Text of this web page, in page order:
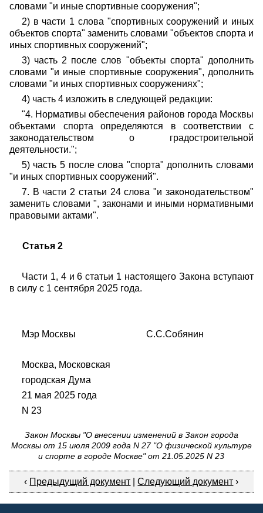
словами "и иные спортивные сооружения";
2) в части 1 слова "спортивных сооружений и иных
объектов спорта" заменить словами "объектов спорта и
иных спортивных сооружений";
3) часть 2 после слов "объекты спорта" дополнить
словами "и иные спортивные сооружения", дополнить
словами "и иных спортивных сооружениях";
4) часть 4 изложить в следующей редакции:
"4. Нормативы обеспечения районов города Москвы
объектами спорта определяются в соответствии с
законодательством о градостроительной
деятельности.";
5) часть 5 после слова "спорта" дополнить словами
"и иных спортивных сооружений".
7. В части 2 статьи 24 слова "и законодательством"
заменить словами ", законами и иными нормативными
правовыми актами".
Статья 2
Части 1, 4 и 6 статьи 1 настоящего Закона вступают
в силу с 1 сентября 2025 года.
Мэр Москвы С.С.Собянин
Москва, Московская
городская Дума
21 мая 2025 года
N 23
Закон Москвы "О внесении изменений в Закон города
Москвы от 15 июля 2009 года N 27 "О физической культуре
и спорте в городе Москве" от 21.05.2025 N 23
‹ Предыдущий документ |Следующий документ ›